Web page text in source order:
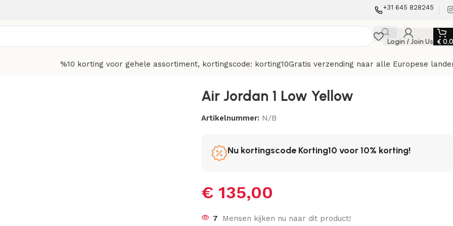
+31 645 828245
Login / Join Us €
%10 korting voor gehele assortiment, kortingscode: korting10Gratis verzending naar alle Europese
Air Jordan 1 Low Yellow
Artikelnummer: N/B
Nu kortingscode Korting10 voor 10% korting!
€ 135,00
7 Mensen kijken nu naar dit product!